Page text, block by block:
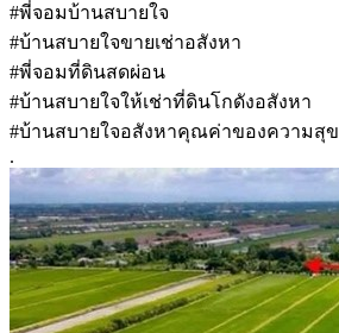
#พี่จอมบ้านสบายใจ
#บ้านสบายใจขายเช่าอสังหา
#พี่จอมที่ดินสดผ่อน
#บ้านสบายใจให้เช่าที่ดินโกดังอสังหา
#บ้านสบายใจอสังหาคุณค่าของความสุข
.